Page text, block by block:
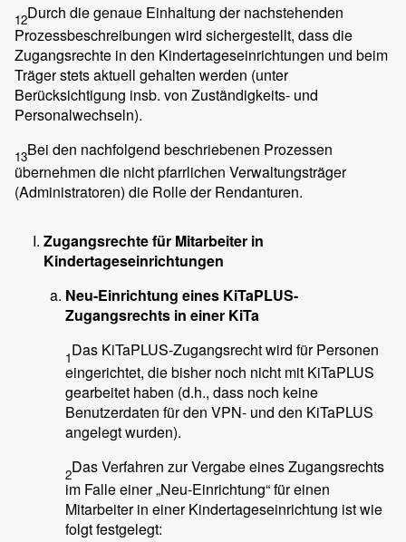
12Durch die genaue Einhaltung der nachstehenden
Prozessbeschreibungen wird sichergestellt, dass die
Zugangsrechte in den Kindertageseinrichtungen und beim
Träger stets aktuell gehalten werden (unter
Berücksichtigung insb. von Zuständigkeits- und
Personalwechseln).
13Bei den nachfolgend beschriebenen Prozessen
übernehmen die nicht pfarrlichen Verwaltungsträger
(Administratoren) die Rolle der Rendanturen.
Zugangsrechte für Mitarbeiter in
Kindertageseinrichtungen
Neu-Einrichtung eines KiTaPLUS-
Zugangsrechts in einer KiTa
1Das KiTaPLUS-Zugangsrecht wird für Personen
eingerichtet, die bisher noch nicht mit KiTaPLUS
gearbeitet haben (d.h., dass noch keine
Benutzerdaten für den VPN- und den KiTaPLUS
angelegt wurden).
2Das Verfahren zur Vergabe eines Zugangsrechts
im Falle einer „Neu-Einrichtung“ für einen
Mitarbeiter in einer Kindertageseinrichtung ist wie
folgt festgelegt: